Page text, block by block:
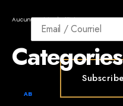
Aucune archive à afficher.
Categories
AB